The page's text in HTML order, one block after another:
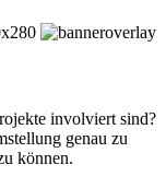
involviert sind?
genau zu
können.